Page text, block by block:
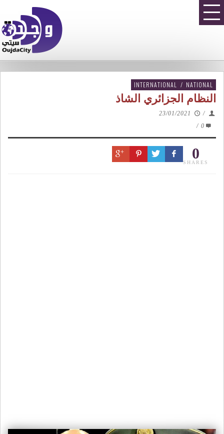
INTERNATIONAL / NATIONAL
النظام الجزائري الشاذ
/
23/01/2021
0
/
0
SHARES